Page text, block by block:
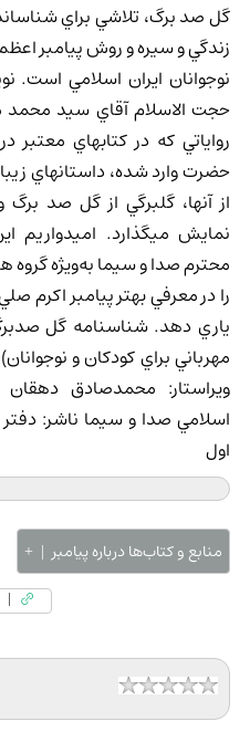
گل صد برگ، تلاشي براي
زندگي و سيره و روش پيامبر
نوجوانان ايران اسلامي است.
حجت الاسلام آقاي سيد محمد
رواياتي كه در كتابهاي
حضرت وارد شده، داستانهاي
از آنها، گلبرگي از گل صد
نمايش ميگذارد. اميدواريم
محترم صدا و سيما به‌ويژه گروه
را در معرفي بهتر پيامبر اكرم
ياري دهد. شناسنامه گل
مهرباني براي کودکان و
ويراستار: محمدصادق
اسلامي صدا و سيما ناشر:
اول
منابع و کتاب‌ها درباره پیامبر